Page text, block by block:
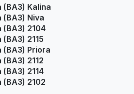
(ВАЗ) Kalina
(ВАЗ) Niva
(ВАЗ) 2104
(ВАЗ) 2115
(ВАЗ) Priora
(ВАЗ) 2112
(ВАЗ) 2114
(ВАЗ) 2102